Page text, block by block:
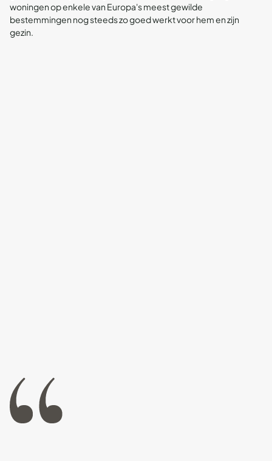
woningen op enkele van Europa's meest gewilde
bestemmingen nog steeds zo goed werkt voor hem en zijn
gezin.